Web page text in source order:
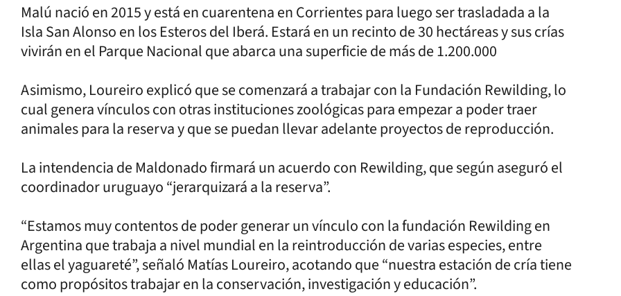
Malú nació en 2015 y está en cuarentena en Corrientes para luego ser trasladada a la
Isla San Alonso en los Esteros del Iberá. Estará en un recinto de 30 hectáreas y sus crías
vivirán en el Parque Nacional que abarca una superficie de más de 1.200.000
Asimismo, Loureiro explicó que se comenzará a trabajar con la Fundación Rewilding, lo
cual genera vínculos con otras instituciones zoológicas para empezar a poder traer
animales para la reserva y que se puedan llevar adelante proyectos de reproducción.
La intendencia de Maldonado firmará un acuerdo con Rewilding, que según aseguró el
coordinador uruguayo “jerarquizará a la reserva”.
“Estamos muy contentos de poder generar un vínculo con la fundación Rewilding en
Argentina que trabaja a nivel mundial en la reintroducción de varias especies, entre
ellas el yaguareté”, señaló Matías Loureiro, acotando que “nuestra estación de cría tiene
como propósitos trabajar en la conservación, investigación y educación”.